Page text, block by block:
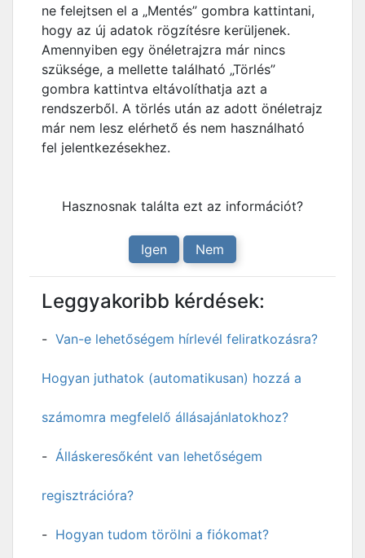
ne felejtsen el a „Mentés” gombra kattintani,
hogy az új adatok rögzítésre kerüljenek.
Amennyiben egy önéletrajzra már nincs
szüksége, a mellette található „Törlés”
gombra kattintva eltávolíthatja azt a
rendszerből. A törlés után az adott önéletrajz
már nem lesz elérhető és nem használható
fel jelentkezésekhez.
Hasznosnak találta ezt az információt?
Igen Nem
Leggyakoribb kérdések:
Van-e lehetőségem hírlevél feliratkozásra?
Hogyan juthatok (automatikusan) hozzá a
számomra megfelelő állásajánlatokhoz?
Álláskeresőként van lehetőségem
regisztrációra?
Hogyan tudom törölni a fiókomat?